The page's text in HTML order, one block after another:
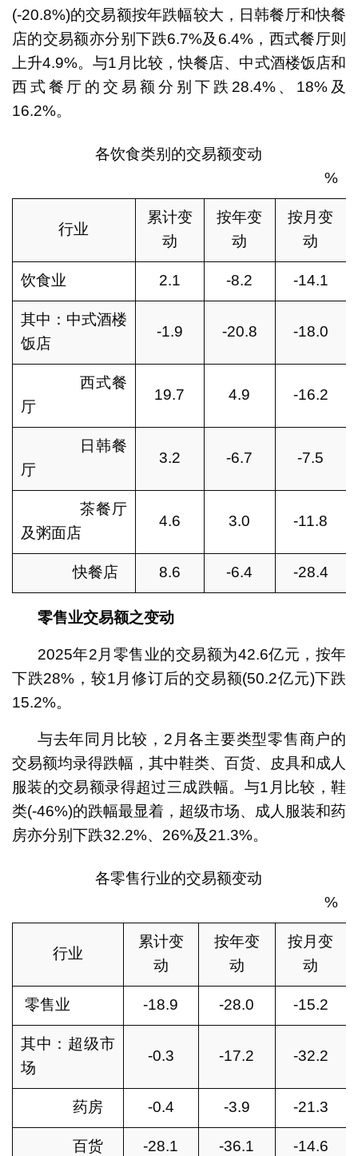
(-20.8%)的交易额按年跌幅较大，日韩餐厅和快餐
店的交易额亦分别下跌6.7%及6.4%，西式餐厅则
上升4.9%。与1月比较，快餐店、中式酒楼饭店和
西式餐厅的交易额分别下跌28.4%、18%及
16.2%。
各饮食类别的交易额变动
%
行业
累计变
动
按年变
动
按月变
动
饮食业 2.1 -8.2 -14.1
其中：中式酒楼
饭店
-1.9 -20.8 -18.0
西式餐
厅
19.7 4.9 -16.2
日韩餐
厅
3.2 -6.7 -7.5
茶餐厅
及粥面店
4.6 3.0 -11.8
快餐店 8.6 -6.4 -28.4
零售业交易额之变动
2025年2月零售业的交易额为42.6亿元，按年
下跌28%，较1月修订后的交易额(50.2亿元)下跌
15.2%。
与去年同月比较，2月各主要类型零售商户的
交易额均录得跌幅，其中鞋类、百货、皮具和成人
服装的交易额录得超过三成跌幅。与1月比较，鞋
类(-46%)的跌幅最显着，超级市场、成人服装和药
房亦分别下跌32.2%、26%及21.3%。
各零售行业的交易额变动
%
行业
累计变
动
按年变
动
按月变
动
零售业 -18.9 -28.0 -15.2
其中：超级市
场
-0.3 -17.2 -32.2
药房 -0.4 -3.9 -21.3
百货 -28.1 -36.1 -14.6